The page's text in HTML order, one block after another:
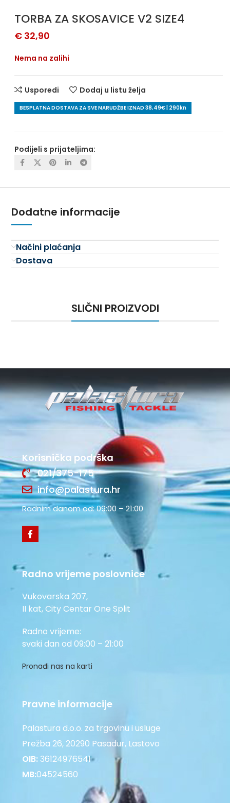
TORBA ZA SKOSAVICE V2 SIZE4
€ 32,90
Nema na zalihi
Usporedi Dodaj u listu želja
BESPLATNA DOSTAVA ZA SVE NARUDŽBE IZNAD 38,49€ | 290kn
Podijeli s prijateljima:
Dodatne informacije
Načini plaćanja
Dostava
SLIČNI PROIZVODI
Korisnička podrška
021/375-175
info@palastura.hr
Radnim danom od: 09:00 – 21:00
Radno vrijeme poslovnice
Vukovarska 207,
II kat, City Centar One Split
Radno vrijeme:
svaki dan od 09:00 – 21:00
Pronađi nas na karti
Pravne informacije
Palastura d.o.o. za trgovinu i usluge
Prežba 26, 20290 Pasadur, Lastovo
OIB:36124976541
MB:04524560